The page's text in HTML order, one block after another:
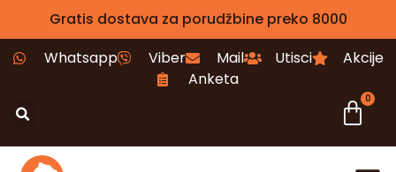
Gratis dostava za porudžbine preko 8000
Whatsapp
Viber Mail Utisci
Akcije
Anketa
0